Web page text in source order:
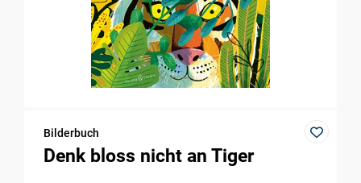
Bilderbuch
Denk bloss nicht an Tiger